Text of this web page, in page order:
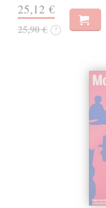
25,12 €
25,90 € ?